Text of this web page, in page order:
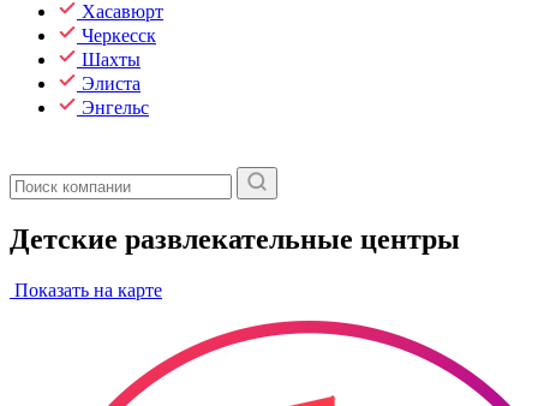
Хасавюрт
Черкесск
Шахты
Элиста
Энгельс
Детские развлекательные центры
Показать на карте